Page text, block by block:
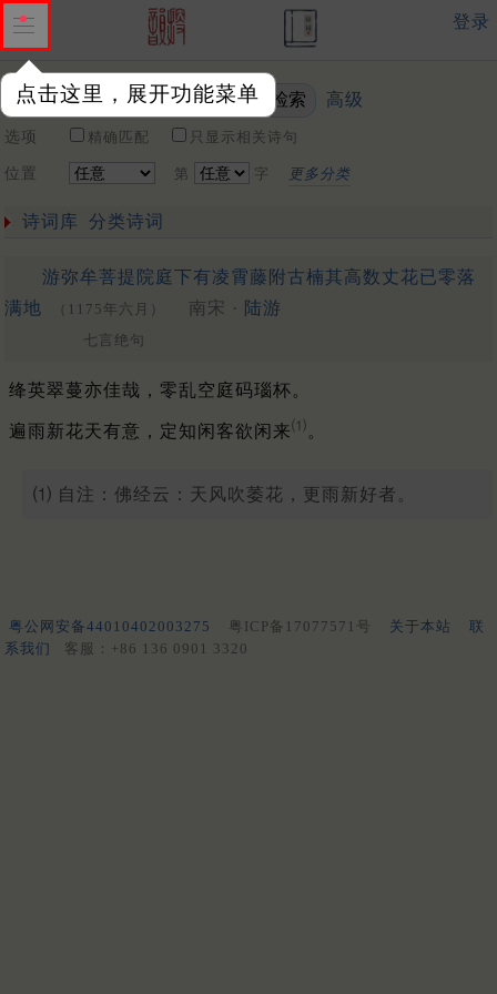
点击这里，展开功能菜单
登录
关键词 高级
选项 精确匹配 只显示相关诗句
位置 第 字 更多分类
诗词库 分类诗词
游弥牟菩提院庭下有凌霄藤附古楠其高数丈花已零落
满地
（1175年六月） 南宋 · 陆游
七言绝句
绛英翠蔓亦佳哉，零乱空庭码瑙杯。
遍雨新花天有意，定知闲客欲闲来⑴ 。
⑴ 自注：佛经云：天风吹萎花，更雨新好者。
粤公网安备44010402003275 粤ICP备17077571号 关于本站
联
系我们
客服：+86 136 0901 3320